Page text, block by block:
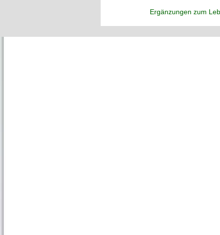
Ergänzungen zum